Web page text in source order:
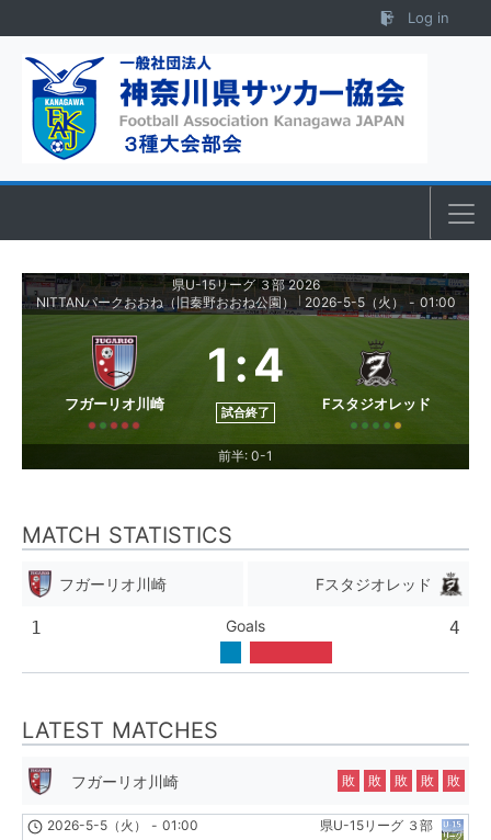
Log in
県U-15リーグ ３部 2026
NITTANパークおおね（旧秦野おおね公園）
2026-5-5（火） - 01:00
フガーリオ川崎
1 :4
試合終了 Fスタジオレッド
前半: 0-1
MATCH STATISTICS
フガーリオ川崎 Fスタジオレッド
1 Goals 4
LATEST MATCHES
フガーリオ川崎 敗 敗 敗 敗 敗
県U-15リーグ ３部
2026-5-5（火） - 01:00